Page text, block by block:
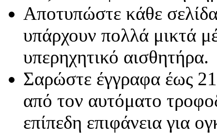
Αποτυπώστε κάθε
υπάρχουν πολλά μικτά
υπερηχητικό αισθητήρα.
Σαρώστε έγγραφα έως
από τον αυτόματο
επίπεδη επιφάνεια για